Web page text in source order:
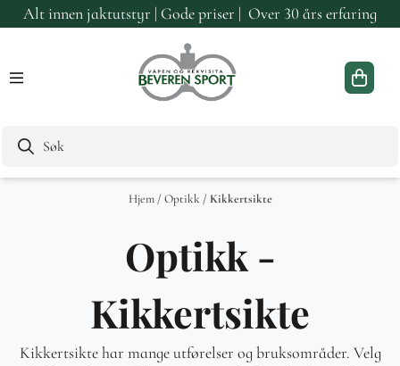
Hopp til innhold
Alt innen jaktutstyr | Gode priser | Over 30 års erfaring
Hjem /Optikk / Kikkertsikte
Optikk -
Kikkertsikte
Kikkertsikte har mange utførelser og bruksområder. Velg